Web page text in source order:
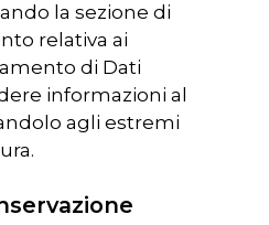
la sezione di
relativa ai
di Dati
informazioni al
agli estremi